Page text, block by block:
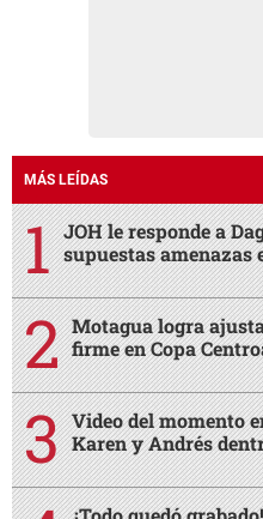
MÁS LEÍDAS
JOH le responde a
supuestas amenazas
Motagua logra
firme en Copa
Video del momento
Karen y Andrés